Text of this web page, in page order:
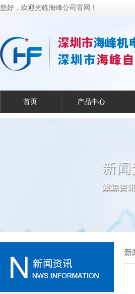
您好，欢迎光临海峰公司官网！
首页 产品中心
新